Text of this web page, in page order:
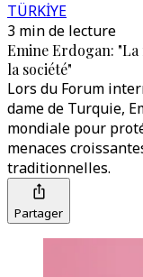
TÜRKİYE
3 min de lecture
Emine Erdogan:
la société"
Lors du Forum
dame de Turquie,
mondiale pour
menaces
traditionnelles.
Partager